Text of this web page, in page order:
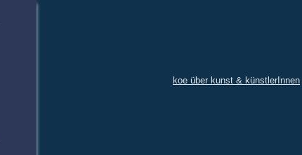
koe über kunst & künstlerInnen